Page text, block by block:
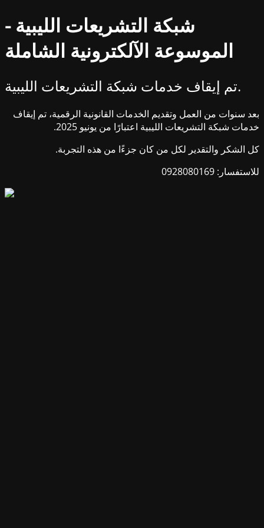
شبكة التشريعات الليبية -
الموسوعة الآلكترونية الشاملة
تم إيقاف خدمات شبكة التشريعات الليبية.
بعد سنوات من العمل وتقديم الخدمات القانونية الرقمية، تم إيقاف
خدمات شبكة التشريعات الليبية اعتبارًا من يونيو 2025.
كل الشكر والتقدير لكل من كان جزءًا من هذه التجربة.
للاستفسار: 0928080169